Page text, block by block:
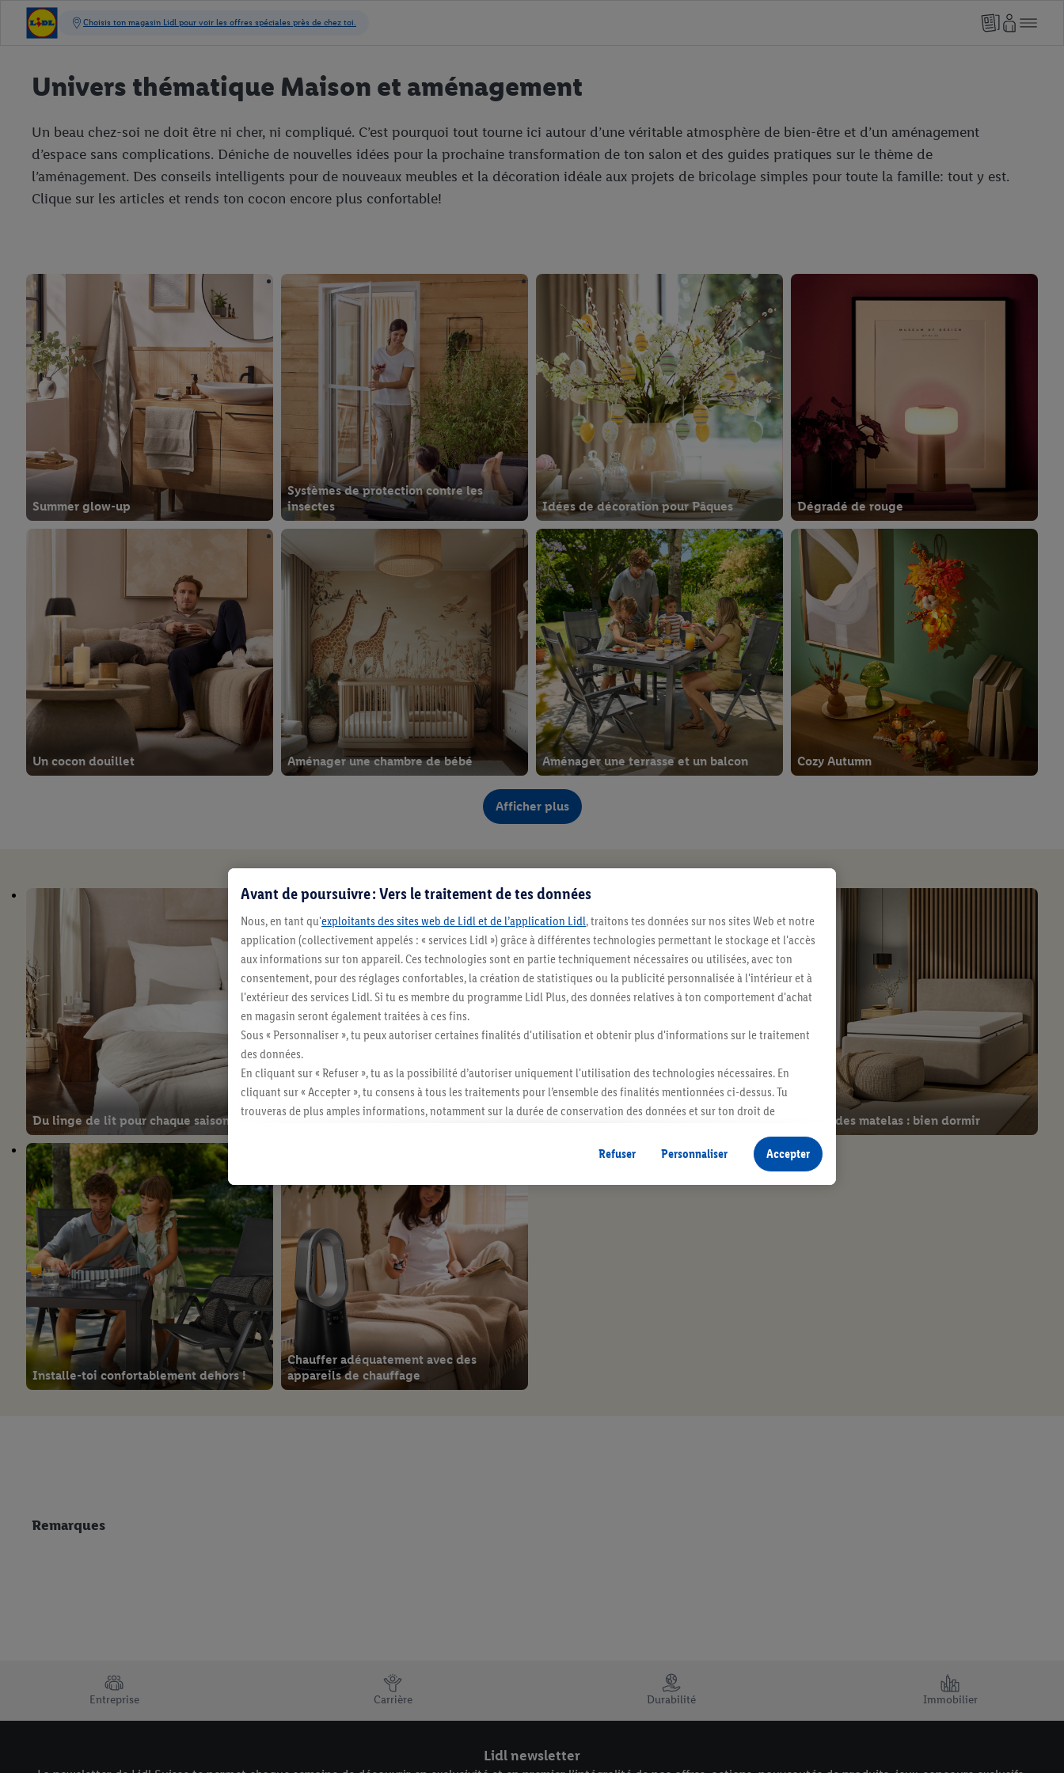
Univers thématique Maison et aménagement
Un beau chez-soi ne doit être ni cher, ni compliqué. C’est pourquoi tout tourne ici autour d’une véritable atmosphère de bien-être et d’un aménagement
d’espace sans complications. Déniche de nouvelles idées pour la prochaine transformation de ton salon et des guides pratiques sur le thème de
l’aménagement. Des conseils intelligents pour de nouveaux meubles et la décoration idéale aux projets de bricolage simples pour toute la famille: tout y est.
Clique sur les articles et rends ton cocon encore plus confortable!
Summer glow-up
Systèmes de protection contre les
insectes
Idées de décoration pour Pâques Dégradé de rouge
Un cocon douillet Aménager une chambre de bébé Aménager une terrasse et un balcon Cozy Autumn
Décoration de Noël Linge de maison
Afficher plus
Du linge de lit pour chaque saison Rafraîchis ta maison Rangement facilité Guide des matelas : bien dormir
Installe-toi confortablement dehors !
Chauffer adéquatement avec des
appareils de chauffage
Remarques
Entreprise Carrière Durabilité Immobilier
Lidl newsletter
Avant de poursuivre : Vers le traitement de tes données
Nous, en tant qu'exploitants des sites web de Lidl et de l’application Lidl, traitons tes données sur nos sites Web et notre
application (collectivement appelés : « services Lidl ») grâce à différentes technologies permettant le stockage et l'accès
aux informations sur ton appareil. Ces technologies sont en partie techniquement nécessaires ou utilisées, avec ton
consentement, pour des réglages confortables, la création de statistiques ou la publicité personnalisée à l'intérieur et à
l'extérieur des services Lidl. Si tu es membre du programme Lidl Plus, des données relatives à ton comportement d'achat
en magasin seront également traitées à ces fins.
Sous « Personnaliser », tu peux autoriser certaines finalités d'utilisation et obtenir plus d'informations sur le traitement
des données.
En cliquant sur « Refuser », tu as la possibilité d’autoriser uniquement l'utilisation des technologies nécessaires. En
cliquant sur « Accepter », tu consens à tous les traitements pour l’ensemble des finalités mentionnées ci-dessus. Tu
trouveras de plus amples informations, notamment sur la durée de conservation des données et sur ton droit de
Refuser Personnaliser Accepter